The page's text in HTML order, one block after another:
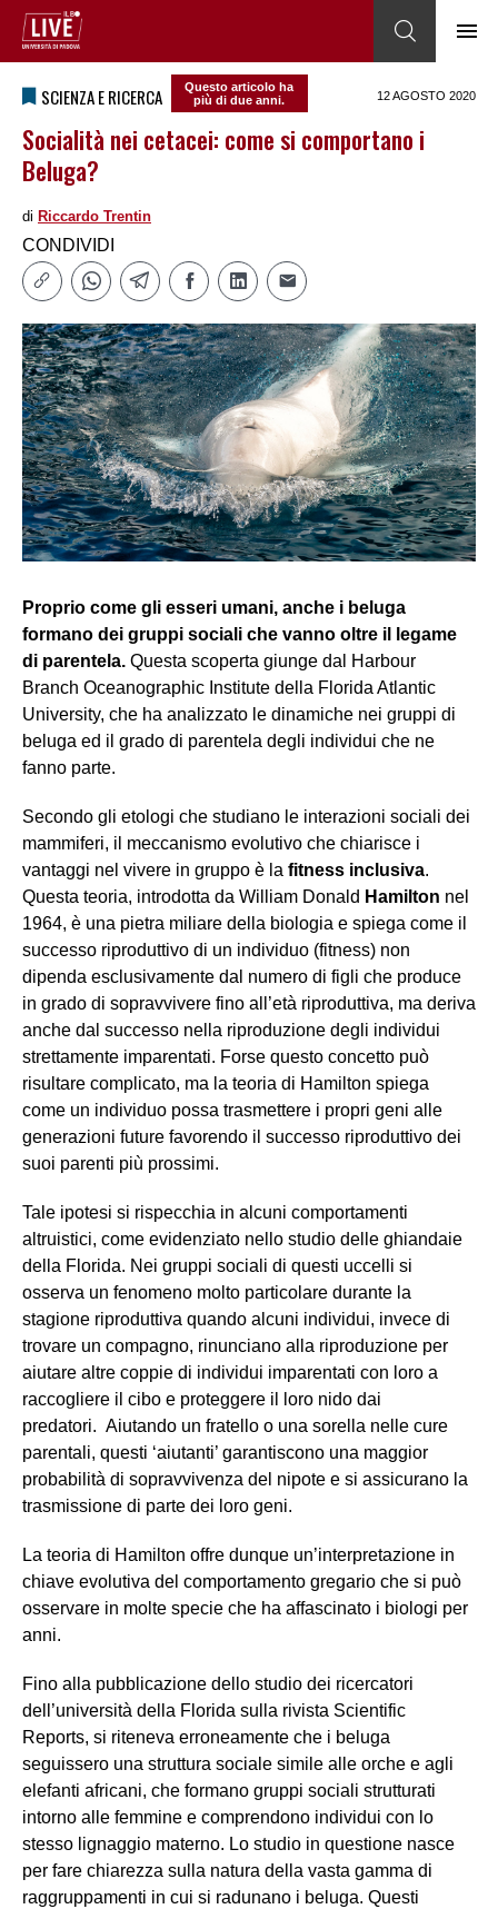
SCIENZA E RICERCA
Questo articolo ha
più di due anni.
12 AGOSTO 2020
Socialità nei cetacei: come si comportano i
Beluga?
di Riccardo Trentin
CONDIVIDI
Proprio come gli esseri umani, anche i beluga
formano dei gruppi sociali che vanno oltre il legame
di parentela. Questa scoperta giunge dal Harbour
Branch Oceanographic Institute della Florida Atlantic
University, che ha analizzato le dinamiche nei gruppi di
beluga ed il grado di parentela degli individui che ne
fanno parte.
Secondo gli etologi che studiano le interazioni sociali dei
mammiferi, il meccanismo evolutivo che chiarisce i
vantaggi nel vivere in gruppo è la fitness inclusiva.
Questa teoria, introdotta da William Donald Hamilton nel
1964, è una pietra miliare della biologia e spiega come il
successo riproduttivo di un individuo (fitness) non
dipenda esclusivamente dal numero di figli che produce
in grado di sopravvivere fino all’età riproduttiva, ma deriva
anche dal successo nella riproduzione degli individui
strettamente imparentati. Forse questo concetto può
risultare complicato, ma la teoria di Hamilton spiega
come un individuo possa trasmettere i propri geni alle
generazioni future favorendo il successo riproduttivo dei
suoi parenti più prossimi.
Tale ipotesi si rispecchia in alcuni comportamenti
altruistici, come evidenziato nello studio delle ghiandaie
della Florida. Nei gruppi sociali di questi uccelli si
osserva un fenomeno molto particolare durante la
stagione riproduttiva quando alcuni individui, invece di
trovare un compagno, rinunciano alla riproduzione per
aiutare altre coppie di individui imparentati con loro a
raccogliere il cibo e proteggere il loro nido dai
predatori. Aiutando un fratello o una sorella nelle cure
parentali, questi ‘aiutanti’ garantiscono una maggior
probabilità di sopravvivenza del nipote e si assicurano la
trasmissione di parte dei loro geni.
La teoria di Hamilton offre dunque un’interpretazione in
chiave evolutiva del comportamento gregario che si può
osservare in molte specie che ha affascinato i biologi per
anni.
Fino alla pubblicazione dello studio dei ricercatori
dell’università della Florida sulla rivista Scientific
Reports, si riteneva erroneamente che i beluga
seguissero una struttura sociale simile alle orche e agli
elefanti africani, che formano gruppi sociali strutturati
intorno alle femmine e comprendono individui con lo
stesso lignaggio materno. Lo studio in questione nasce
per fare chiarezza sulla natura della vasta gamma di
raggruppamenti in cui si radunano i beluga. Questi